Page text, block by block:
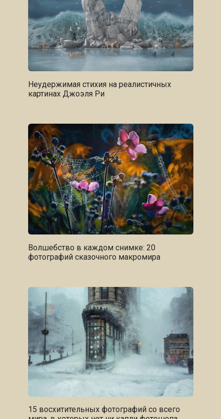
Неудержимая стихия на реалистичных
картинах Джоэля Ри
Волшебство в каждом снимке: 20
фотографий сказочного макромира
15 восхитительных фотографий со всего